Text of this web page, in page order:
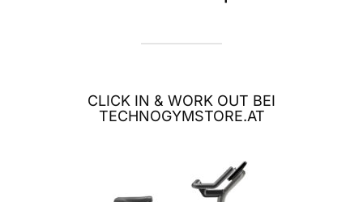
CLICK IN & WORK OUT BEI
TECHNOGYMSTORE.AT